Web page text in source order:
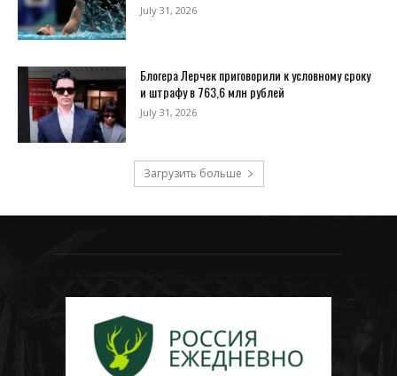
July 31, 2026
Блогера Лерчек приговорили к условному сроку
и штрафу в 763,6 млн рублей
July 31, 2026
Загрузить больше